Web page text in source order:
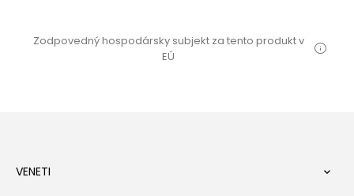
Zodpovedný hospodársky subjekt za tento produkt v
EÚ
VENETI 